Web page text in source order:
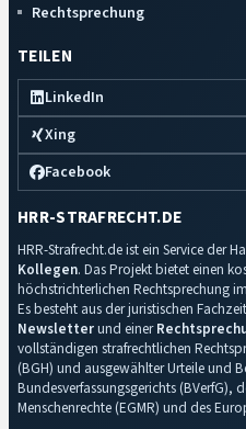
Rechtsprechung
TEILEN
LinkedIn
Xing
Facebook
HRR-STRAFRECHT.DE
HRR-Strafrecht.de ist ein Service der
Kollegen. Das Projekt bietet einen
höchstrichterlichen Rechtsprechung
Es besteht aus der juristischen
Newsletterund einer
vollständigen strafrechtlichen
(BGH) und ausgewählter Urteile und
Bundesverfassungsgerichts (BVerfG),
Menschenrechte (EGMR) und des